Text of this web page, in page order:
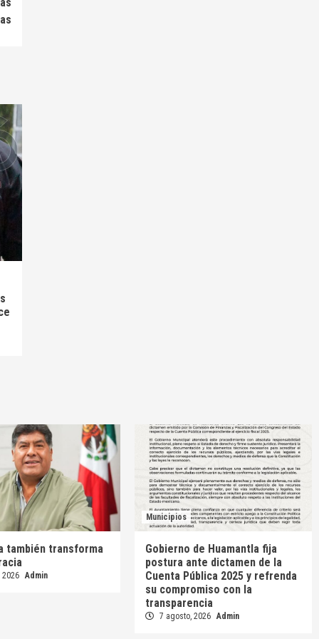
también transforma
Admin
Municipios
Gobierno de Huamantla fija
postura ante dictamen de la
Cuenta Pública 2025 y refrenda
su compromiso con la
transparencia
7 agosto, 2026 Admin